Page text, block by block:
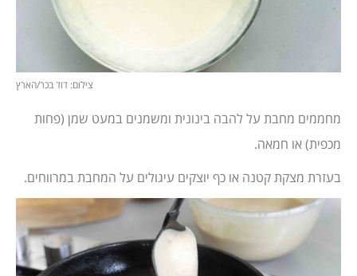
צילום: דוד בכר/הארץ
מחממים מחבת על להבה בינונית ומשמנים במעט שמן (פחות
מכפית) או חמאה.
בעזרת מצקת קטנה או כף יוצקים עיגולים על המחבת במרווחים.